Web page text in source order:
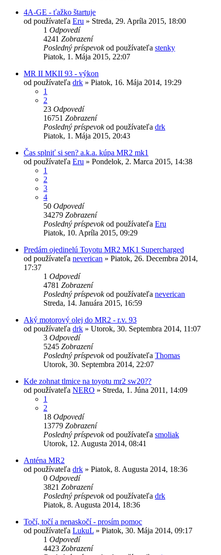
4A-GE - ťažko štartuje
od používateľa Eru » Streda, 29. Apríla 2015, 18:00
1 Odpovedí
4241 Zobrazení
Posledný príspevokod používateľa stenky
Piatok, 1. Mája 2015, 22:07
MR II MKII 93 - výkon
od používateľa drk » Piatok, 16. Mája 2014, 19:29
1
2
23 Odpovedí
16751 Zobrazení
Posledný príspevokod používateľa drk
Piatok, 1. Mája 2015, 20:43
Čas splniť si sen? a.k.a. kúpa MR2 mk1
od používateľa Eru » Pondelok, 2. Marca 2015, 14:38
1
2
3
4
50 Odpovedí
34279 Zobrazení
Posledný príspevokod používateľa Eru
Piatok, 10. Apríla 2015, 09:29
Predám ojedinelú Toyotu MR2 MK1 Supercharged
od používateľa neverican » Piatok, 26. Decembra 2014,
17:37
1 Odpovedí
4781 Zobrazení
Posledný príspevokod používateľa neverican
Streda, 14. Januára 2015, 16:59
Aký motorový olej do MR2 - r.v. 93
od používateľa drk » Utorok, 30. Septembra 2014, 11:07
3 Odpovedí
5245 Zobrazení
Posledný príspevokod používateľa Thomas
Utorok, 30. Septembra 2014, 22:07
Kde zohnat tlmice na toyotu mr2 sw20??
od používateľa NERO » Streda, 1. Júna 2011, 14:09
1
2
18 Odpovedí
13779 Zobrazení
Posledný príspevokod používateľa smoliak
Utorok, 12. Augusta 2014, 08:41
Anténa MR2
od používateľa drk » Piatok, 8. Augusta 2014, 18:36
0 Odpovedí
3821 Zobrazení
Posledný príspevokod používateľa drk
Piatok, 8. Augusta 2014, 18:36
Točí, točí a nenaskočí - prosím pomoc
od používateľa LukuL » Piatok, 30. Mája 2014, 09:17
1 Odpovedí
4423 Zobrazení